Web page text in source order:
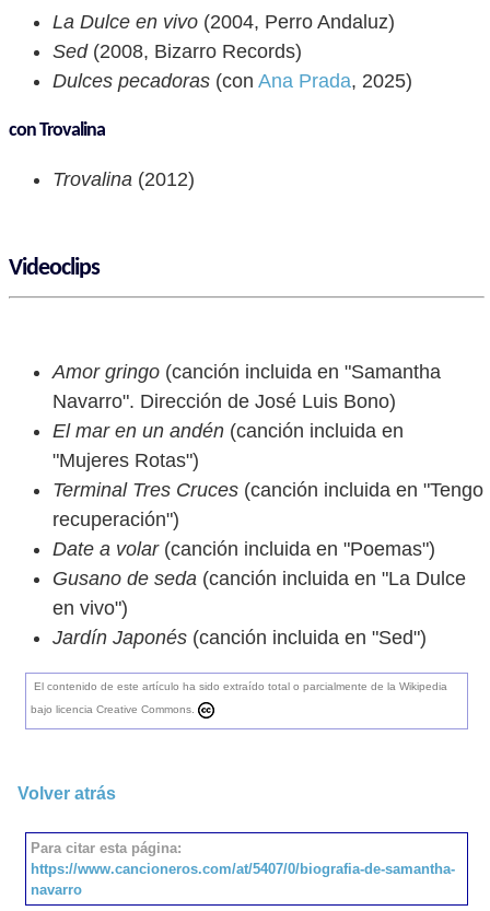
La Dulce en vivo (2004, Perro Andaluz)
Sed(2008, Bizarro Records)
Dulces pecadoras (con Ana Prada, 2025)
con Trovalina
Trovalina (2012)
Videoclips
Amor gringo (canción incluida en "Samantha
Navarro". Dirección de José Luis Bono)
El mar en un andén (canción incluida en
"Mujeres Rotas")
Terminal Tres Cruces (canción incluida en "Tengo
recuperación")
Date a volar(canción incluida en "Poemas")
Gusano de seda (canción incluida en "La Dulce
en vivo")
Jardín Japonés (canción incluida en "Sed")
El contenido de este artículo ha sido extraído total o parcialmente de la Wikipedia
bajo licencia Creative Commons.
Volver atrás
Para citar esta página:
https://www.cancioneros.com/at/5407/0/biografia-de-samantha-
navarro